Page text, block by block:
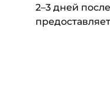
2–3 дней